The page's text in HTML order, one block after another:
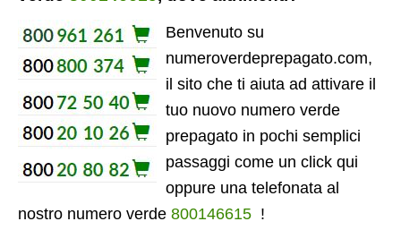
Benvenuto su
numeroverdeprepagato.com,
il sito che ti aiuta ad attivare il
tuo nuovo numero verde
prepagato in pochi semplici
passaggi come un click qui
oppure una telefonata al
nostro numero verde 800146615 !